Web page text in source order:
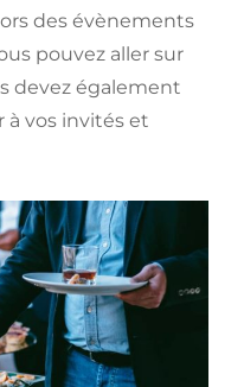
des évènements
pouvez aller sur
devez également
à vos invités et